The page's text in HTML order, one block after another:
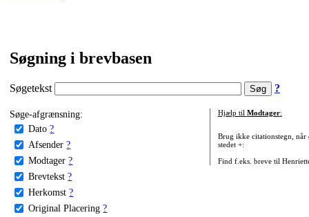
Søgning i brevbasen
Søgetekst ?
Søge-afgrænsning:
Dato ?
Afsender ?
Modtager ?
Brevtekst ?
Herkomst ?
Original Placering ?
Hjælp til Modtager:
Brug ikke citationstegn, når
stedet +:
Find f.eks. breve til